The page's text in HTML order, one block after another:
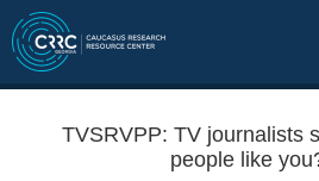
TVSRVPP: TV journalists
people like